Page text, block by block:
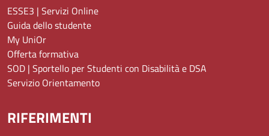
ESSE3 | Servizi Online
Guida dello studente
My UniOr
Offerta formativa
SOD | Sportello per Studenti con Disabilità e DSA
Servizio Orientamento
RIFERIMENTI